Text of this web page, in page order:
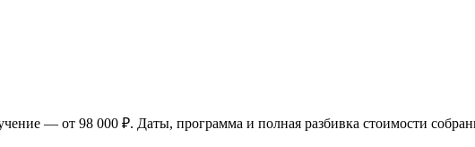
— от 98 000 ₽. Даты, программа и полная разбивка стоимости